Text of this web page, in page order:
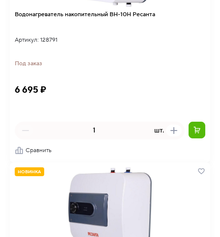
Водонагреватель накопительный ВН-10Н Ресанта
Артикул: 128791
Под заказ
6 695 ₽
шт.
Сравнить
НОВИНКА